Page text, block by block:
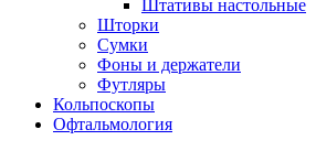
Штативы настольные
Шторки
Сумки
Фоны и держатели
Футляры
Кольпоскопы
Офтальмология